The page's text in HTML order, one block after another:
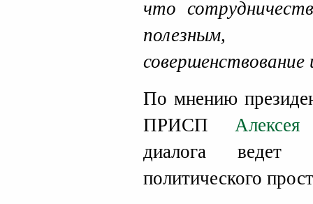
что
полезным,
По мнению
ПРИСП
диалога ведет
политического